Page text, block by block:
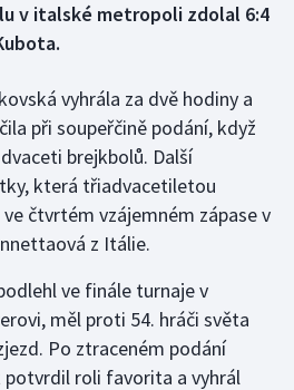
v italské metropoli zdolal 6:4
vyhrála za dvě hodiny a
při soupeřčině podání, když
brejkbolů. Další
která třiadvacetiletou
čtvrtém vzájemném zápase v
z Itálie.
ve finále turnaje v
měl proti 54. hráči světa
Po ztraceném podání
potvrdil roli favorita a vyhrál